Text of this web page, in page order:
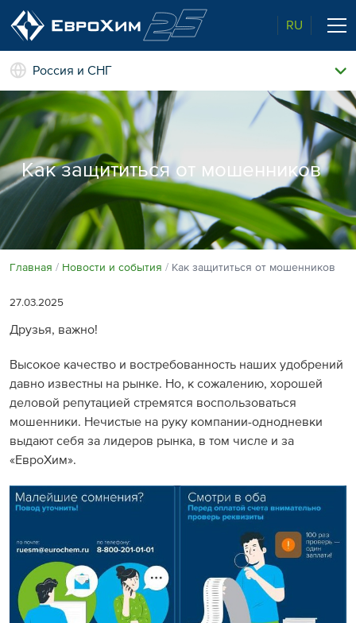
RU
Наши удобрения
О нас
Поддержка и сопровождение
Качество от лидера рынка
Экологичность
Агросервис
Агроэкспертиза
Полевые опыты
Новости и события
Наши контакты
Россия и СНГ
Как защититься от мошенников
Главная Новости и события Как защититься от мошенников
27.03.2025
Друзья, важно!
Высокое качество и востребованность наших удобрений
давно известны на рынке. Но, к сожалению, хорошей
деловой репутацией стремятся воспользоваться
мошенники. Нечистые на руку компании-однодневки
выдают себя за лидеров рынка, в том числе и за
«ЕвроХим».